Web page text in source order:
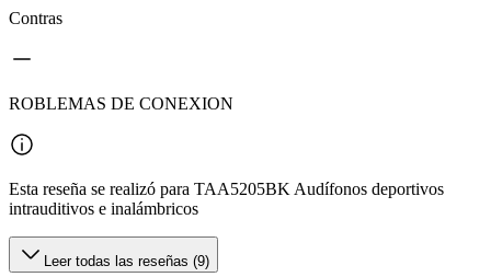
Contras
ROBLEMAS DE CONEXION
Esta reseña se realizó para TAA5205BK Audífonos deportivos
intrauditivos e inalámbricos
Leer todas las reseñas (9)